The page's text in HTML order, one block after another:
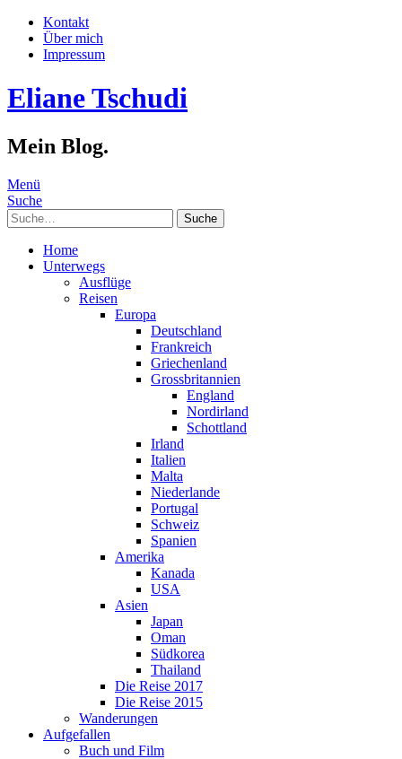
Kontakt
Über mich
Impressum
Eliane Tschudi
Mein Blog.
Menü
Suche
Suche
Home
Unterwegs
Ausflüge
Reisen
Europa
Deutschland
Frankreich
Griechenland
Grossbritannien
England
Nordirland
Schottland
Irland
Italien
Malta
Niederlande
Portugal
Schweiz
Spanien
Amerika
Kanada
USA
Asien
Japan
Oman
Südkorea
Thailand
Die Reise 2017
Die Reise 2015
Wanderungen
Aufgefallen
Buch und Film